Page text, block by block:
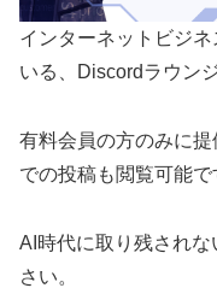
インターネットビジ
いる、Discordラウン
有料会員の方のみに
での投稿も閲覧可能で
AI時代に取り残され
さい。